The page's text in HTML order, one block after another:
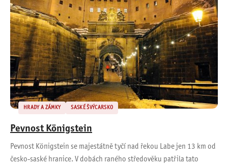
HRADY A ZÁMKY SASKÉ ŠVÝCARSKO
Pevnost Königstein
Pevnost Königstein se majestátně tyčí nad řekou Labe jen 13 km od
česko-saské hranice. V dobách raného středověku patřila tato